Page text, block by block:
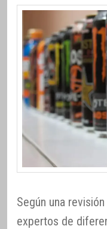
Según una
expertos de